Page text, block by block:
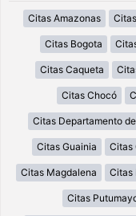
Citas Amazonas
Citas Bogota
Citas Caqueta
Citas Chocó
Citas Departamento
Citas Guainia Citas
Citas Magdalena Citas
Citas